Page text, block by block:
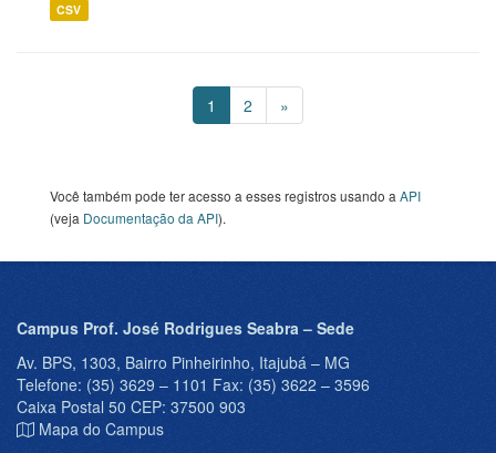
CSV
1 2 »
Você também pode ter acesso a esses registros usando a API
(veja Documentação da API).
Campus Prof. José Rodrigues Seabra – Sede
Av. BPS, 1303, Bairro Pinheirinho, Itajubá – MG
Telefone: (35) 3629 – 1101 Fax: (35) 3622 – 3596
Caixa Postal 50 CEP: 37500 903
Mapa do Campus